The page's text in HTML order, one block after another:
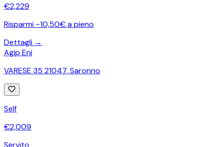
€2,229
Risparmi ~10,50€ a pieno
Dettagli →
Agip Eni
VARESE 35 21047,Saronno
Self
€2,009
Servito